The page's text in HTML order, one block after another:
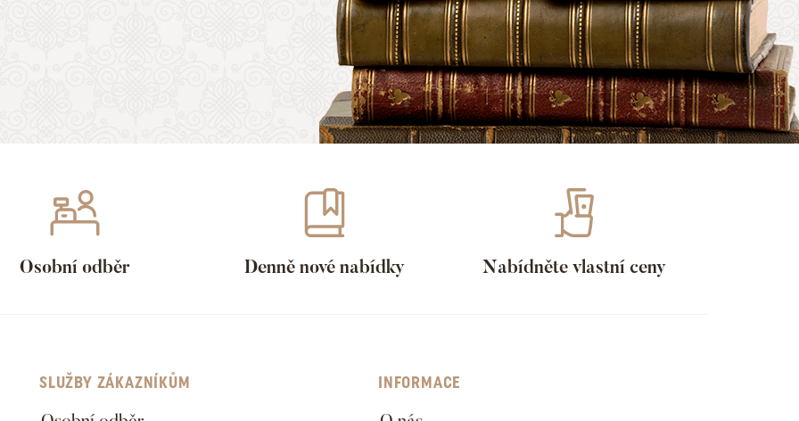
Osobní odběr Denně nové nabídky Nabídněte vlastní ceny
SLUŽBY ZÁKAZNÍKŮM INFORMACE